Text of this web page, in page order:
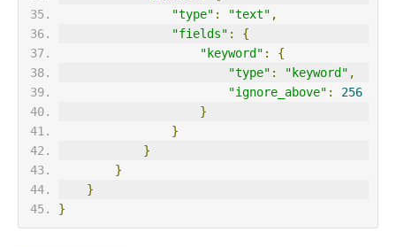
"type" : "text" ,
"fields" :
{
"keyword" :
{
"type" : "keyword" ,
"ignore_above" :
256
}
}
}
}
}
}